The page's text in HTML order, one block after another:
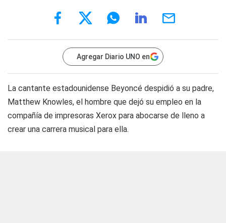
Agregar Diario UNO en
La cantante estadounidense Beyoncé despidió a su padre,
Matthew Knowles, el hombre que dejó su empleo en la
compañía de impresoras Xerox para abocarse de lleno a
crear una carrera musical para ella.